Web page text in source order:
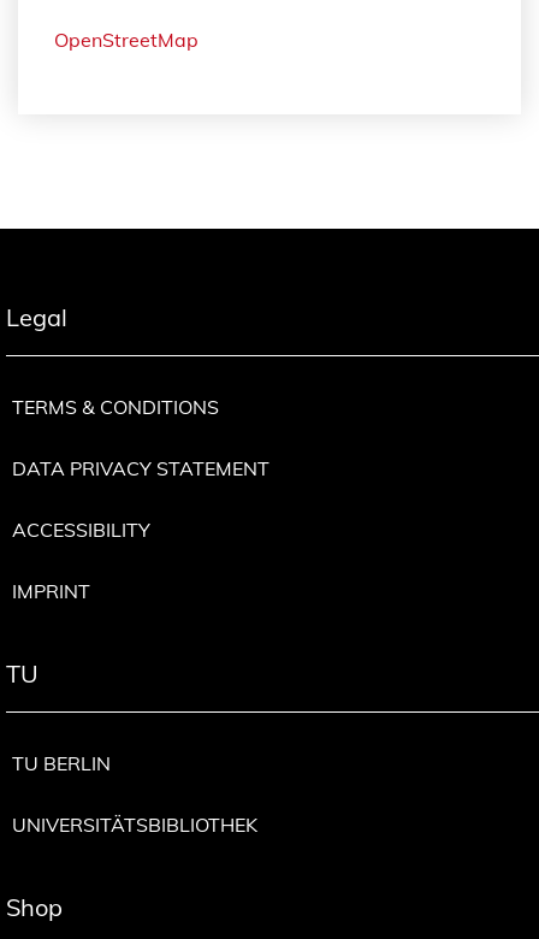
OpenStreetMap
Legal
TERMS & CONDITIONS
DATA PRIVACY STATEMENT
ACCESSIBILITY
IMPRINT
TU
TU BERLIN
UNIVERSITÄTSBIBLIOTHEK
Shop